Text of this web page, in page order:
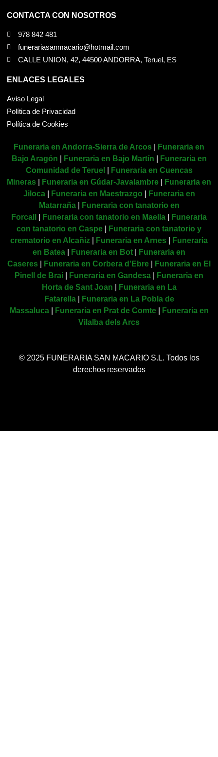
CONTACTA CON NOSOTROS
978 842 481
funerariasanmacario@hotmail.com
CALLE UNION, 42, 44500 ANDORRA, Teruel, ES
ENLACES LEGALES
Aviso Legal
Política de Privacidad
Política de Cookies
Funeraria en Andorra-Sierra de Arcos
Funeraria en
Bajo Aragón
Funeraria en Bajo Martín
Funeraria en
Comunidad de Teruel
Funeraria en Cuencas
Mineras
Funeraria en Gúdar-Javalambre
Funeraria en
Jiloca| Funeraria en Maestrazgo
Funeraria en
Matarraña|
Funeraria con tanatorio en
Forcall
Funeraria con tanatorio en Maella
Funeraria
con tanatorio en Caspe
Funeraria con tanatorio y
crematorio en Alcañiz
Funeraria en Arnes
Funeraria
en Batea
Funeraria en Bot
Funeraria en
Caseres
Funeraria en Corbera d’Ebre
Funeraria en El
Pinell de Brai
Funeraria en Gandesa
Funeraria en
Horta de Sant Joan
Funeraria en La
Fatarella|
Funeraria en La Pobla de
Massaluca| Funeraria en Prat de Comte|
Funeraria en
Vilalba dels Arcs
© 2025 FUNERARIA SAN MACARIO S.L. Todos los
derechos reservados